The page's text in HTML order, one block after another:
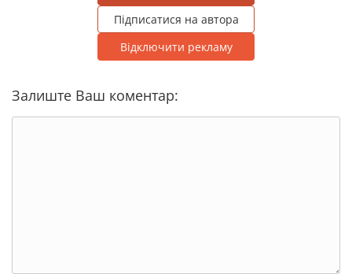
Підписатися на автора
Відключити рекламу
Залиште Ваш коментар: